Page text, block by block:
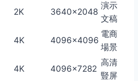
2K 3640×2048
演示
文稿
4K 4096×4096
電商
場景
4K 4096×7282
高清
豎屏